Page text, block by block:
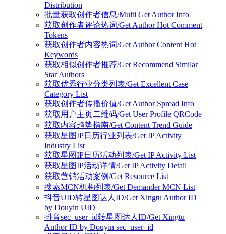
Distribution
批量获取创作者信息/Multi Get Author Info
获取创作者评论热词/Get Author Hot Comment
Tokens
获取创作者内容热词/Get Author Content Hot
Keywords
获取相似创作者推荐/Get Recommend Similar
Star Authors
获取优秀行业分类列表/Get Excellent Case
Category List
获取创作者传播价值/Get Author Spread Info
获取用户主页二维码/Get User Profile QRCode
获取内容趋势指南/Get Content Trend Guide
获取星图IP日历行业列表/Get IP Activity
Industry List
获取星图IP日历活动列表/Get IP Activity List
获取星图IP活动详情/Get IP Activity Detail
获取营销活动案例/Get Resource List
搜索MCN机构列表/Get Demander MCN List
抖音UID转星图达人ID/Get Xingtu Author ID
by Douyin UID
抖音sec_user_id转星图达人ID/Get Xingtu
Author ID by Douyin sec_user_id